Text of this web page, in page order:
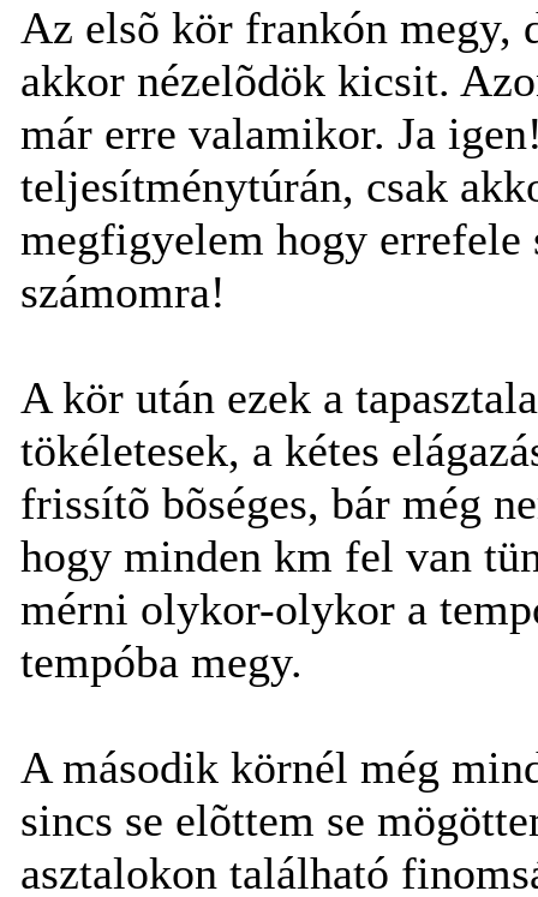
Az elsõ kör frankón megy,
akkor nézelõdök kicsit.
már erre valamikor. Ja
teljesítménytúrán, csak
megfigyelem hogy
számomra!
A kör után ezek a
tökéletesek, a kétes
frissítõ bõséges, bár még
hogy minden km fel van
mérni olykor-olykor a
tempóba megy.
A második körnél még
sincs se elõttem se
asztalokon található